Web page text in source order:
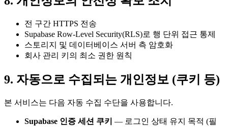
전 구간 HTTPS 전송
Supabase Row-Level Security(RLS)로 행 단위 접근 통제
스토리지 및 데이터베이스 서버 측 암호화
회사 관리 키의 최소 권한 원칙
9. 자동으로 수집되는 개인정보 (쿠키 등)
본 서비스는 다음 자동 수집 수단을 사용합니다.
Supabase 인증 세션 쿠키 — 로그인 상태 유지 목적 (필